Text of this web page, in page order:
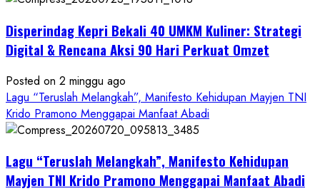
Disperindag Kepri Bekali 40 UMKM Kuliner: Strategi
Digital & Rencana Aksi 90 Hari Perkuat Omzet
Posted on 2 minggu ago
Lagu “Teruslah Melangkah”, Manifesto Kehidupan Mayjen TNI
Krido Pramono Menggapai Manfaat Abadi
Lagu “Teruslah Melangkah”, Manifesto Kehidupan
Mayjen TNI Krido Pramono Menggapai Manfaat Abadi